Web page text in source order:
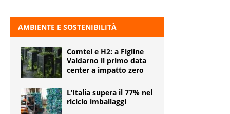
AMBIENTE E SOSTENIBILITÀ
Comtel e H2: a Figline
Valdarno il primo data
center a impatto zero
L’Italia supera il 77% nel
riciclo imballaggi